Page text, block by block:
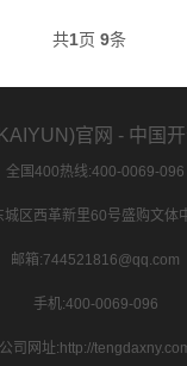
共1页 9条
官网 - 中国
全国400热线:400-0069-096
城区西革新里60号盛购文体
邮箱:744521816@qq.com
手机:400-0069-096
公司网址:http://